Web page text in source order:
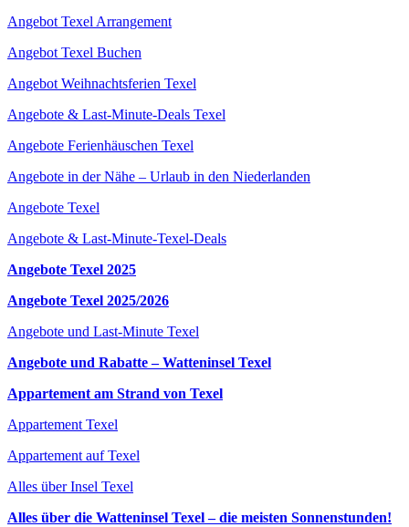
Angebot Texel Arrangement
Angebot Texel Buchen
Angebot Weihnachtsferien Texel
Angebote & Last-Minute-Deals Texel
Angebote Ferienhäuschen Texel
Angebote in der Nähe – Urlaub in den Niederlanden
Angebote Texel
Angebote & Last-Minute-Texel-Deals
Angebote Texel 2025
Angebote Texel 2025/2026
Angebote und Last-Minute Texel
Angebote und Rabatte – Watteninsel Texel
Appartement am Strand von Texel
Appartement Texel
Appartement auf Texel
Alles über Insel Texel
Alles über die Watteninsel Texel – die meisten Sonnenstunden!